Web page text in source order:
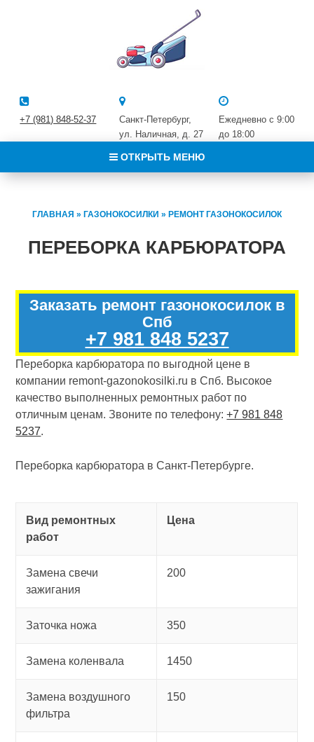
Ежедневно с 9:00
до 18:00
Санкт-Петербург,
ул. Наличная, д. 27
+7 (981) 848-52-37
ОТКРЫТЬ МЕНЮ
ГЛАВНАЯ » ГАЗОНОКОСИЛКИ » РЕМОНТ ГАЗОНОКОСИЛОК
ПЕРЕБОРКА КАРБЮРАТОРА
Заказать ремонт газонокосилок в
Спб
+7 981 848 5237
Переборка карбюратора по выгодной цене в
компании remont-gazonokosilki.ru в Спб. Высокое
качество выполненных ремонтных работ по
отличным ценам. Звоните по телефону:+7 981 848
5237.
Переборка карбюратора в Санкт-Петербурге.
Вид ремонтных
работ
Цена
Замена свечи
зажигания
200
Заточка ножа 350
Замена коленвала 1450
Замена воздушного
фильтра
150